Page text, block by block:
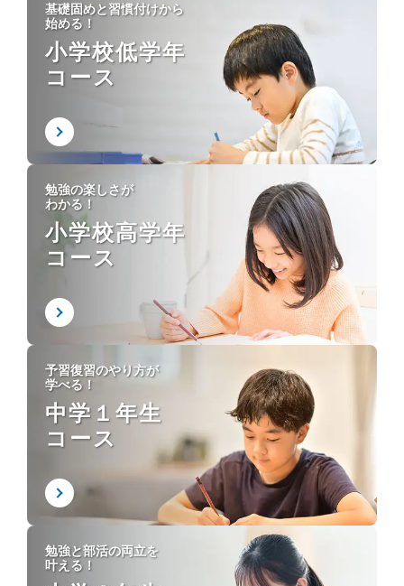
基礎固めと習慣付けから
始める！
小学校低学年
コース
勉強の楽しさが
わかる！
小学校高学年
コース
予習復習のやり方が
学べる！
中学１年生
コース
勉強と部活の両立を
叶える！